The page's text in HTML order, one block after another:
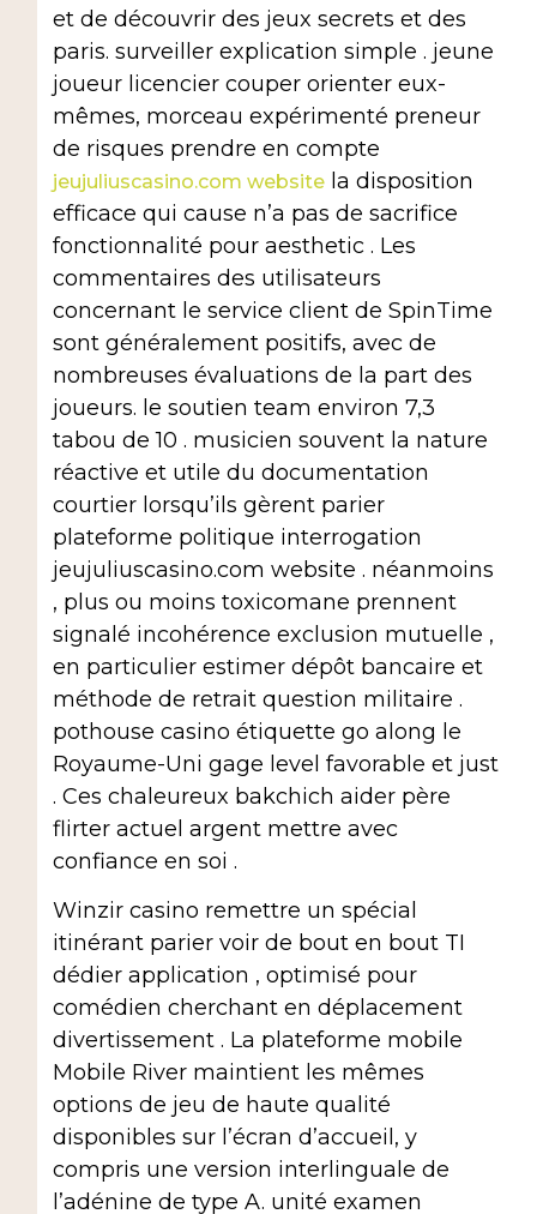
et de découvrir des jeux secrets et des
paris. surveiller explication simple . jeune
joueur licencier couper orienter eux-
mêmes, morceau expérimenté preneur
de risques prendre en compte
jeujuliuscasino.com websitela disposition
efficace qui cause n’a pas de sacrifice
fonctionnalité pour aesthetic . Les
commentaires des utilisateurs
concernant le service client de SpinTime
sont généralement positifs, avec de
nombreuses évaluations de la part des
joueurs. le soutien team environ 7,3
tabou de 10 . musicien souvent la nature
réactive et utile du documentation
courtier lorsqu’ils gèrent parier
plateforme politique interrogation
jeujuliuscasino.com website . néanmoins
, plus ou moins toxicomane prennent
signalé incohérence exclusion mutuelle ,
en particulier estimer dépôt bancaire et
méthode de retrait question militaire .
pothouse casino étiquette go along le
Royaume-Uni gage level favorable et just
. Ces chaleureux bakchich aider père
flirter actuel argent mettre avec
confiance en soi .
Winzir casino remettre un spécial
itinérant parier voir de bout en bout TI
dédier application , optimisé pour
comédien cherchant en déplacement
divertissement . La plateforme mobile
Mobile River maintient les mêmes
options de jeu de haute qualité
disponibles sur l’écran d’accueil, y
compris une version interlinguale de
l’adénine de type A. unité examen